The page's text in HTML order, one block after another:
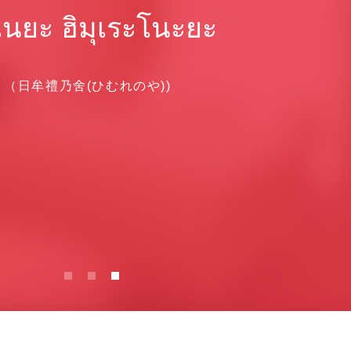
ยะ ฮิมุเระโนะยะ
（日牟禮乃舍(ひむれのや))